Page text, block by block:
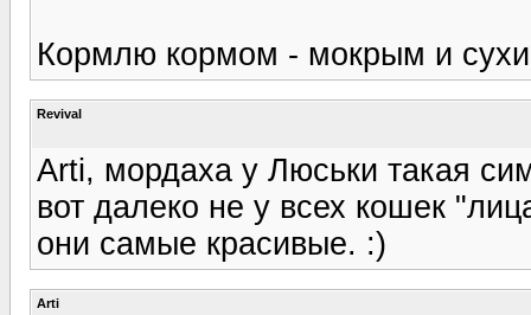
Кормлю кормом - мокрым и
Revival
Arti, мордаха у Люськи такая
вот далеко не у всех кошек
они самые красивые. :)
Arti